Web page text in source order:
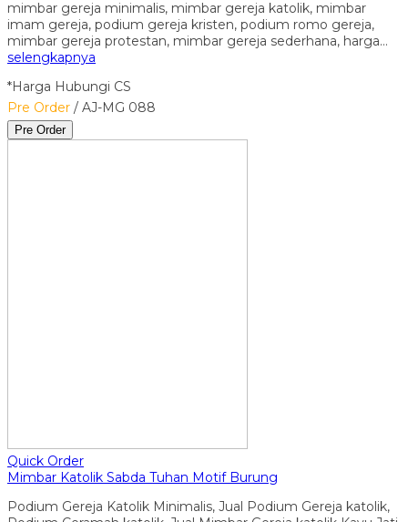
mimbar gereja minimalis, mimbar gereja katolik, mimbar
imam gereja, podium gereja kristen, podium romo gereja,
mimbar gereja protestan, mimbar gereja sederhana, harga…
selengkapnya
*Harga Hubungi CS
Pre Order / AJ-MG 088
Pre Order
Quick Order
Mimbar Katolik Sabda Tuhan Motif Burung
Podium Gereja Katolik Minimalis, Jual Podium Gereja katolik,